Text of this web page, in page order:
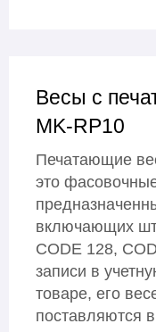
Весы с
MK-RP10
Печатающие
это
включающих
CODE 128,
записи в
товаре, его
поставляются